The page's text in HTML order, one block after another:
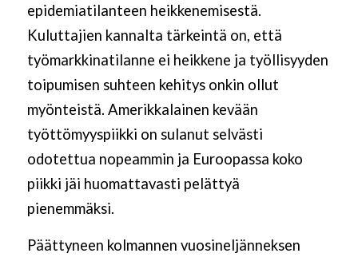
epidemiatilanteen heikkenemisestä.
Kuluttajien kannalta tärkeintä on, että
työmarkkinatilanne ei heikkene ja työllisyyden
toipumisen suhteen kehitys onkin ollut
myönteistä. Amerikkalainen kevään
työttömyyspiikki on sulanut selvästi
odotettua nopeammin ja Euroopassa koko
piikki jäi huomattavasti pelättyä
pienemmäksi.
Päättyneen kolmannen vuosineljänneksen